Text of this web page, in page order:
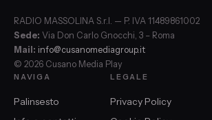
RADIO MASSOLINA S.r.l. — P. IVA 11489861002
Sede: Via Don Carlo Gnocchi, 3 – Roma
Mail: info@cusanomediagroup.it
© 2026 Cusano Media Play
NAVIGA
Palinsesto
LEGALE
Privacy Policy